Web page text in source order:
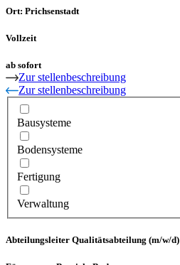
Ort: Prichsenstadt
Vollzeit
ab sofort
Zur stellenbeschreibung
Zur stellenbeschreibung
Bausysteme
Bodensysteme
Fertigung
Verwaltung
Abteilungsleiter Qualitätsabteilung (m/w/d)